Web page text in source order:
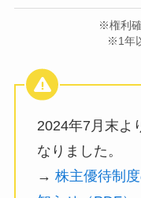
※権利
※1年
2024年7月末よ
なりました。
→ 株主優待制